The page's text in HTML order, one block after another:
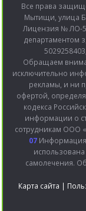
Все права
Мытищи, улица
Лицензия № ЛО-
департаментом
Обращаем
исключительно
рекламы, и ни
офертой,
кодекса
информации о
сотрудникам ООО
07Информация,
самолечения.
Карта сайта |